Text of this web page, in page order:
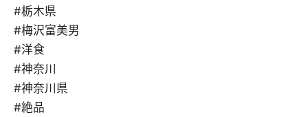
#栃木県
#梅沢富美男
#洋食
#神奈川
#神奈川県
#絶品